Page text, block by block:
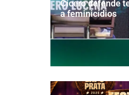
Cícero defende
a feminicídios